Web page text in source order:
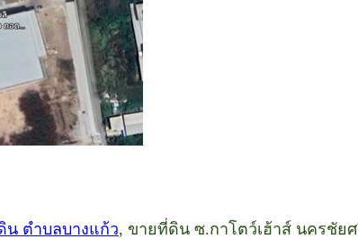
น ตำบลบางแก้ว, ขายที่ดิน ซ.กาโตว์เฮ้าส์ นครชัย